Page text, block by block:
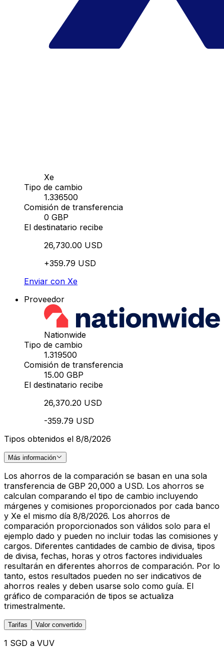
Xe
Tipo de cambio
1.336500
Comisión de transferencia
0 GBP
El destinatario recibe
26,730.00 USD
+359.79 USD
Enviar con Xe
Proveedor
Nationwide
Tipo de cambio
1.319500
Comisión de transferencia
15.00 GBP
El destinatario recibe
26,370.20 USD
-359.79 USD
Tipos obtenidos el 8/8/2026
Más información
Los ahorros de la comparación se basan en una sola
transferencia de GBP 20,000 a USD. Los ahorros se
calculan comparando el tipo de cambio incluyendo
márgenes y comisiones proporcionados por cada banco
y Xe el mismo día 8/8/2026. Los ahorros de
comparación proporcionados son válidos solo para el
ejemplo dado y pueden no incluir todas las comisiones y
cargos. Diferentes cantidades de cambio de divisa, tipos
de divisa, fechas, horas y otros factores individuales
resultarán en diferentes ahorros de comparación. Por lo
tanto, estos resultados pueden no ser indicativos de
ahorros reales y deben usarse solo como guía. El
gráfico de comparación de tipos se actualiza
trimestralmente.
Tarifas Valor convertido
1 SGD a VUV